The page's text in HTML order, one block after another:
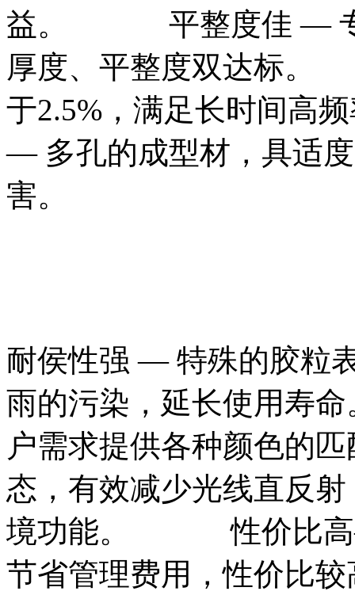
益。 平整度佳 — 专
厚度、平整度双达标
于2.5%，满足长时间
— 多孔的成型材，具适
害。
耐侯性强 — 特殊的胶粒
雨的污染，延长使用
户需求提供各种颜色的
态，有效减少光线直反
境功能。 性价比高—
节省管理费用，性价比